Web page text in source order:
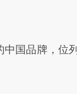
击链接阅读原
国品牌，位列